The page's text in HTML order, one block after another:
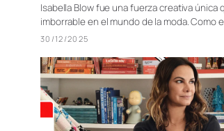
Isabella Blow fue una fuerza creativa única
imborrable en el mundo de la moda. Como
30/12/2025